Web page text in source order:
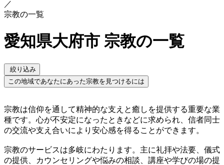
／
宗教の一覧
愛知県大府市 宗教の一覧
絞り込み
この地域であなたにあった宗教を見つけるには
宗教は信仰を通して精神的な支えと癒しを提供する重要な業
種です。心が不安定になったときなどに求められ、信者同士
の交流や支え合いにより安心感を得ることができます。
宗教のサービスは多岐にわたります。主に礼拝や法要、儀式
の提供、カウンセリングや悩みの相談、講座や学びの場の提